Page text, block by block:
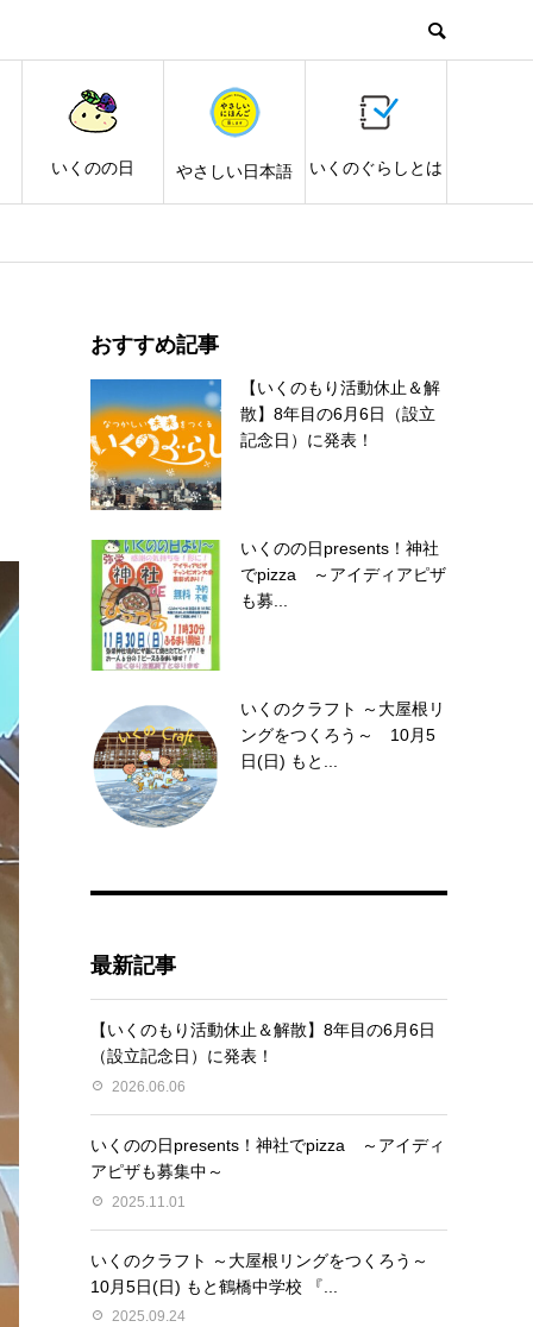
いくのの日 やさしい日本語 いくのぐらしとは
おすすめ記事
【いくのもり活動休止＆解
散】8年目の6月6日（設立
記念日）に発表！
いくのの日presents！神社
でpizza ～アイディアピザ
も募...
いくのクラフト ～大屋根リ
ングをつくろう～ 10月5
日(日) もと...
最新記事
【いくのもり活動休止＆解散】8年目の6月6日
（設立記念日）に発表！
2026.06.06
いくのの日presents！神社でpizza ～アイディ
アピザも募集中～
2025.11.01
いくのクラフト ～大屋根リングをつくろう～
10月5日(日) もと鶴橋中学校 『...
2025.09.24